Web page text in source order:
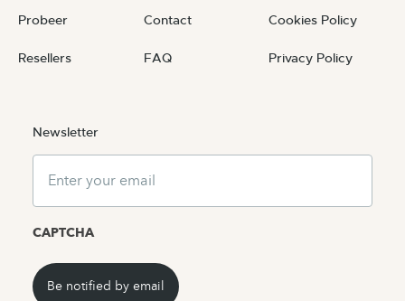
Probeer
Resellers
Contact
FAQ
Cookies Policy
Privacy Policy
Newsletter
Email
CAPTCHA